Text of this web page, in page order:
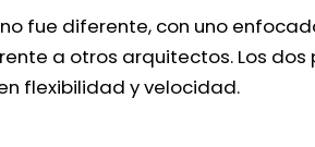
fue diferente, con uno
a otros arquitectos. Los dos
flexibilidad y velocidad.